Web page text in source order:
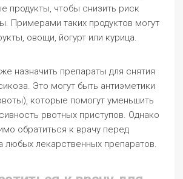
продукты, чтобы снизить риск
Примерами таких продуктов могут
овощи, йогурт или курица.
назначить препараты для снятия
Это могут быть антиэметики
которые помогут уменьшить
рвотных приступов. Однако
обратиться к врачу перед
любых лекарственных препаратов.